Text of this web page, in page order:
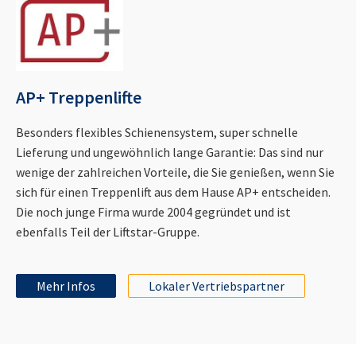
AP+ Treppenlifte
Besonders flexibles Schienensystem, super schnelle
Lieferung und ungewöhnlich lange Garantie: Das sind nur
wenige der zahlreichen Vorteile, die Sie genießen, wenn Sie
sich für einen Treppenlift aus dem Hause AP+ entscheiden.
Die noch junge Firma wurde 2004 gegründet und ist
ebenfalls Teil der Liftstar-Gruppe.
Mehr Infos Lokaler Vertriebspartner